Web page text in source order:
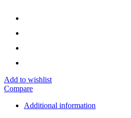
Add to wishlist
Compare
Additional information